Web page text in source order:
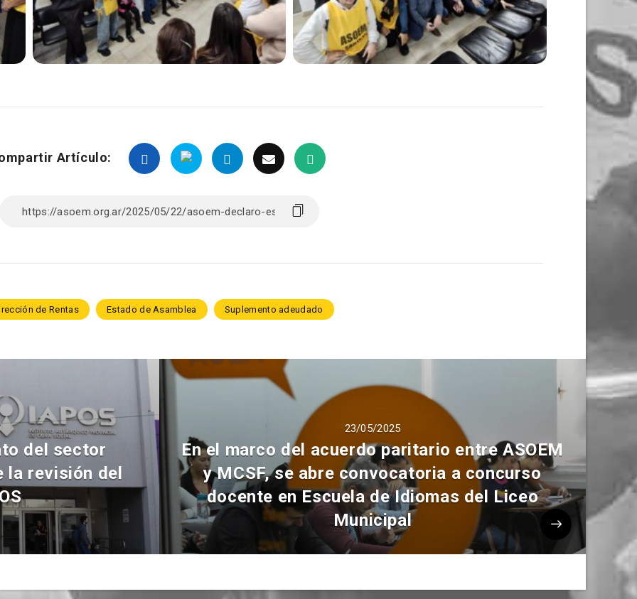
Artículo:
de Rentas Estado de Asamblea Suplemento adeudado
del sector
la revisión del
23/05/2025
En el marco del acuerdo paritario entre ASOEM
y MCSF, se abre convocatoria a concurso
docente en Escuela de Idiomas del Liceo
Municipal